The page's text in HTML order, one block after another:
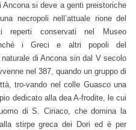
Ancona si deve a genti preistoriche
necropoli nell’attuale rione del
reperti conservati nel Museo
i Greci e altri popoli del
di Ancona sin dal V secolo
nel 387, quando un gruppo di
tro-vando nel colle Guasco una
dedicato alla dea A-frodite, le cui
di S. Ciriaco, che domina la
stirpe greca dei Dori ed è per